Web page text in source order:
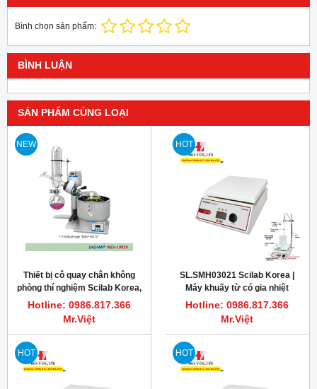
Bình chọn sản phẩm:
BÌNH LUẬN
SẢN PHẨM CÙNG LOẠI
NEW
Thiết bị cô quay chân không
phòng thí nghiệm Scilab Korea,
model EV-1001V
Hotline: 0986.817.366
Mr.Việt
HOT
SL.SMH03021 Scilab Korea |
Máy khuấy từ có gia nhiệt
phòng thí nghiệm, SMSH-20D-
set
Hotline: 0986.817.366
Mr.Việt
HOT HOT